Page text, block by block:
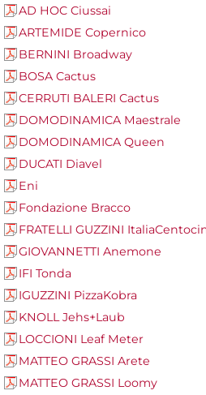
AD HOC Ciussai
ARTEMIDE Copernico
BERNINI Broadway
BOSA Cactus
CERRUTI BALERI Cactus
DOMODINAMICA Maestrale
DOMODINAMICA Queen
DUCATI Diavel
Eni
Fondazione Bracco
FRATELLI GUZZINI
GIOVANNETTI Anemone
IFI Tonda
IGUZZINI PizzaKobra
KNOLL Jehs+Laub
LOCCIONI Leaf Meter
MATTEO GRASSI Arete
MATTEO GRASSI Loomy